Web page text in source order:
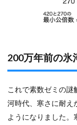
200万年前の氷
これで素数ゼミの
河時代、寒さに耐え
ようになりました